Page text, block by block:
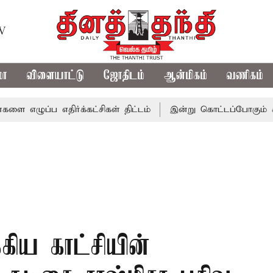
விளையாட்டு ஜோதிடம் ஆன்மிகம் வணிகம்
எதிர்க்கட்சிகள் திட்டம் இன்று கொட்டப்போகும் கனமழை..
காட்சியின்